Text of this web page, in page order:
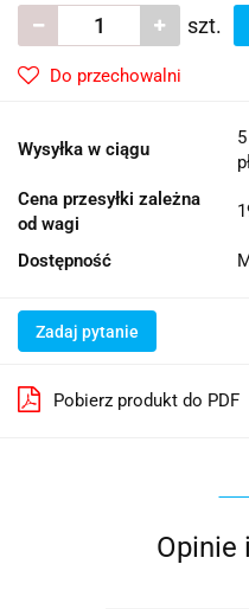
szt.
Do przechowalni
Wysyłka w ciągu
Cena przesyłki zależna
od wagi
Dostępność
Zadaj pytanie
Pobierz produkt do PDF
Opinie